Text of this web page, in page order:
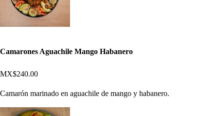
Camarones Aguachile Mango Habanero
MX$240.00
Camarón marinado en aguachile de mango y habanero.